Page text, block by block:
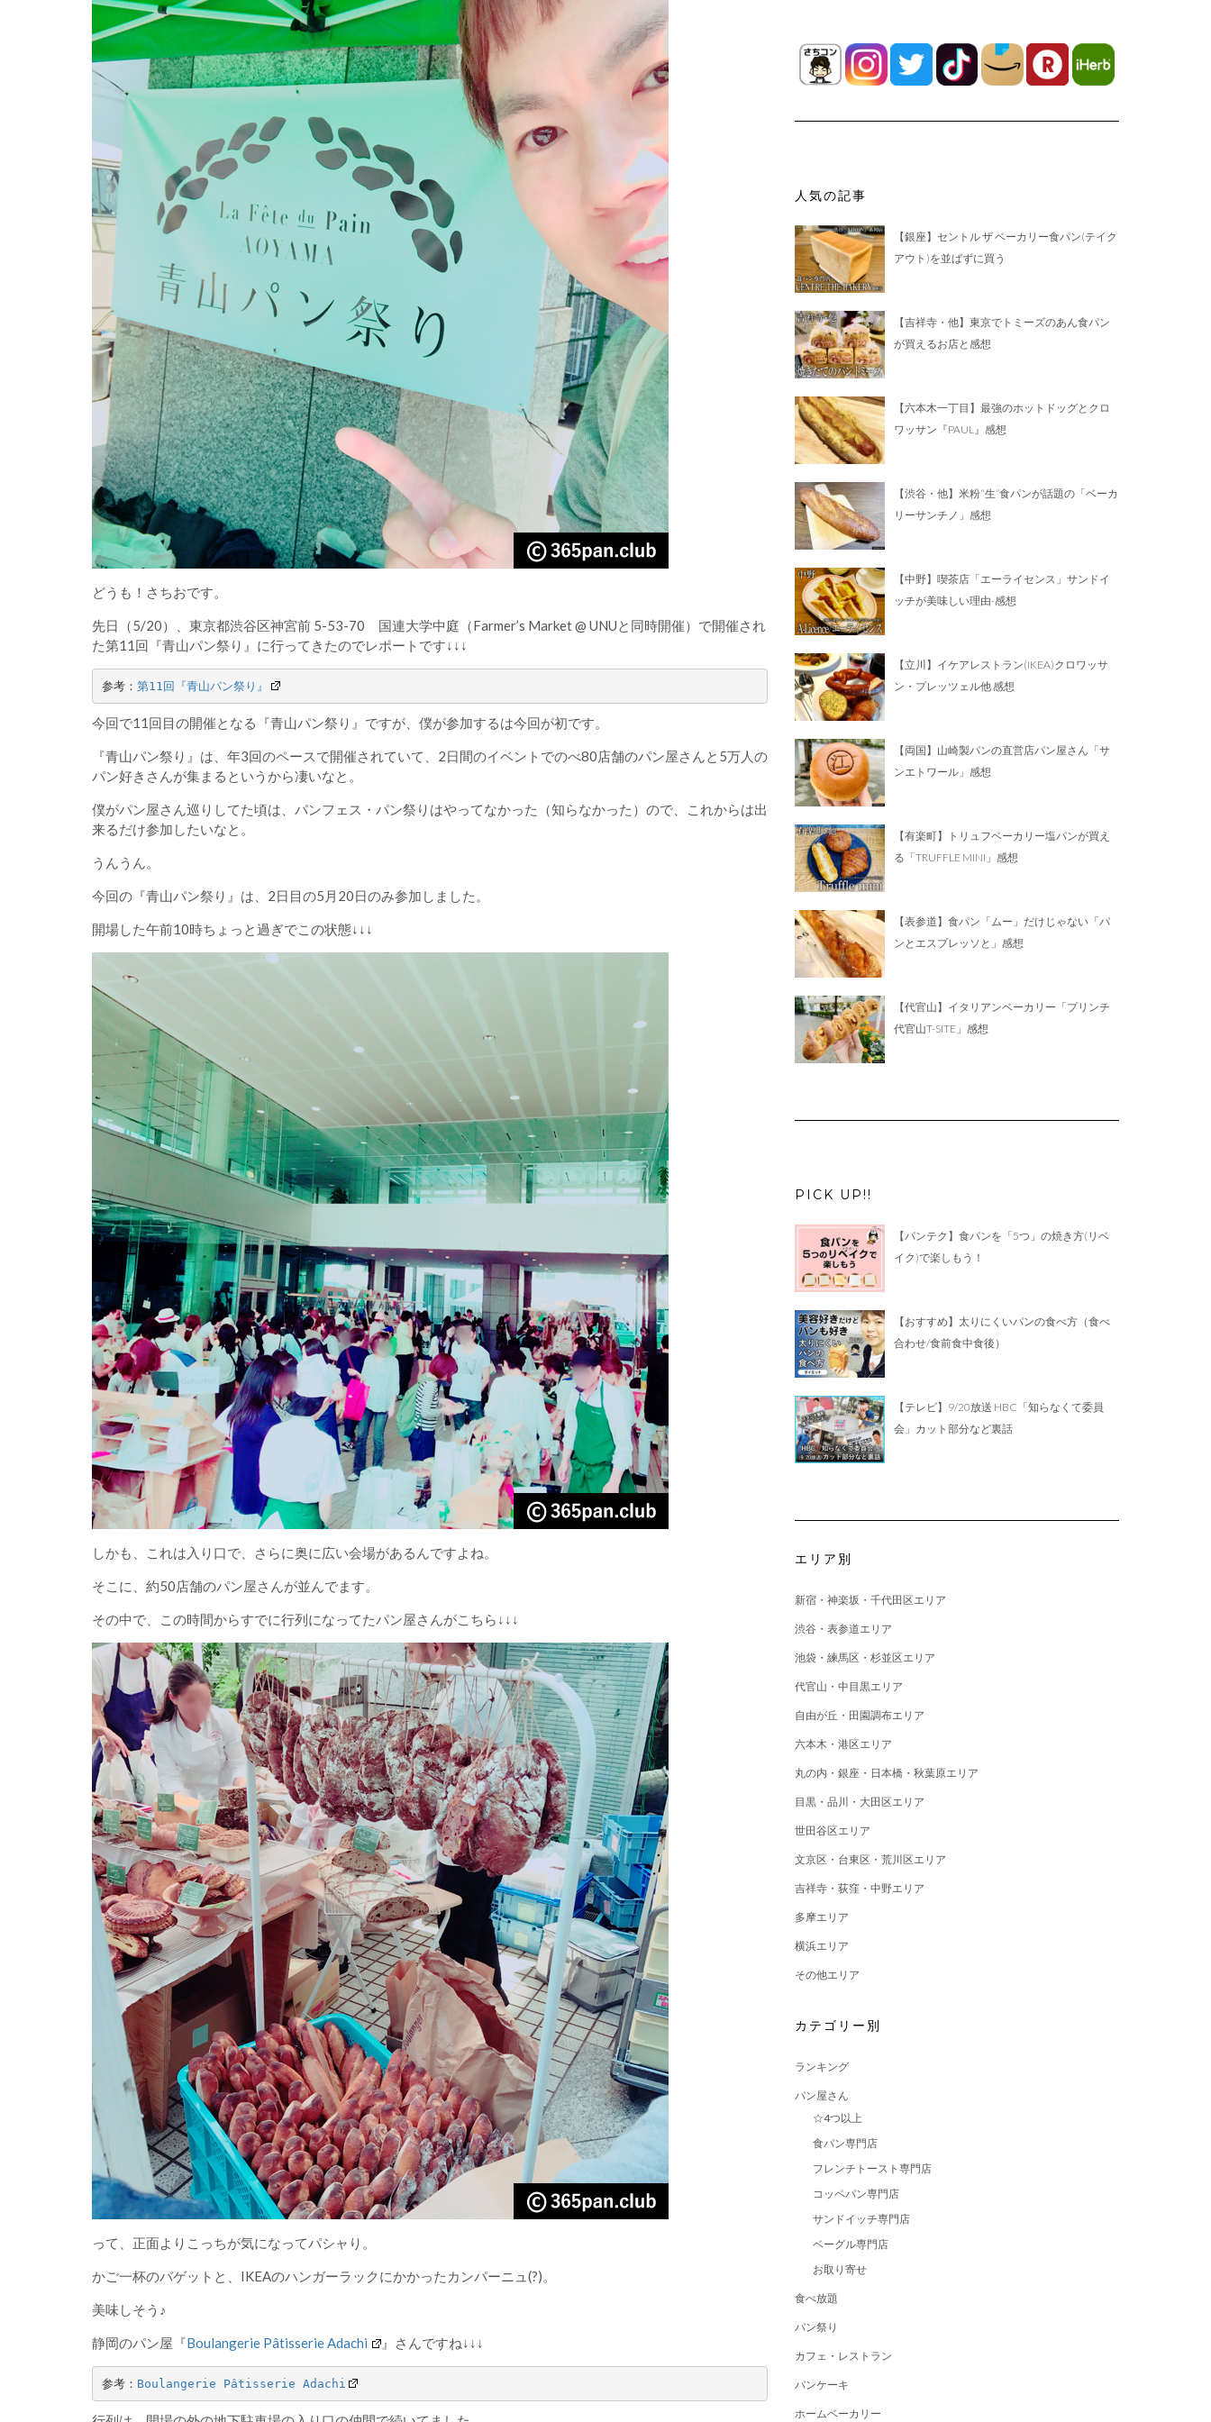
どうも！さちおです。
先日（5/20）、東京都渋谷区神宮前 5-53-70 国連大学中庭（Farmer’s Market @ UNUと同時開催）で開催され
た第11回『青山パン祭り』に行ってきたのでレポートです↓↓↓
参考： 第11回『青山パン祭り』
今回で11回目の開催となる『青山パン祭り』ですが、僕が参加するは今回が初です。
『青山パン祭り』は、年3回のペースで開催されていて、2日間のイベントでのべ80店舗のパン屋さんと5万人の
パン好きさんが集まるというから凄いなと。
僕がパン屋さん巡りしてた頃は、パンフェス・パン祭りはやってなかった（知らなかった）ので、これからは出
来るだけ参加したいなと。
うんうん。
今回の『青山パン祭り』は、2日目の5月20日のみ参加しました。
開場した午前10時ちょっと過ぎでこの状態↓↓↓
しかも、これは入り口で、さらに奥に広い会場があるんですよね。
そこに、約50店舗のパン屋さんが並んでます。
その中で、この時間からすでに行列になってたパン屋さんがこちら↓↓↓
って、正面よりこっちが気になってパシャり。
かご一杯のバゲットと、IKEAのハンガーラックにかかったカンパーニュ(?)。
美味しそう♪
静岡のパン屋『Boulangerie Pâtisserie Adachi 』さんですね↓↓↓
参考： Boulangerie Pâtisserie Adachi
人気の記事
【銀座】セントル ザ ベーカリー食パン(テイク
アウト)を並ばずに買う
【吉祥寺・他】東京でトミーズのあん食パン
が買えるお店と感想
【六本木一丁目】最強のホットドッグとクロ
ワッサン『PAUL』感想
【渋谷・他】米粉“生”食パンが話題の「ベーカ
リーサンチノ」感想
【中野】喫茶店「エーライセンス」サンドイ
ッチが美味しい理由-感想
【立川】イケアレストラン(IKEA)クロワッサ
ン・プレッツェル他 感想
【両国】山崎製パンの直営店パン屋さん「サ
ンエトワール」感想
【有楽町】トリュフベーカリー塩パンが買え
る「TRUFFLE MINI」感想
【表参道】食パン「ムー」だけじゃない「パ
ンとエスプレッソと」感想
【代官山】イタリアンベーカリー「プリンチ
代官山T-SITE」感想
PICK UP!!
【パンテク】食パンを「5つ」の焼き方(リベ
イク)で楽しもう！
【おすすめ】太りにくいパンの食べ方（食べ
合わせ/食前食中食後）
【テレビ】9/20放送 HBC「知らなくて委員
会」カット部分など裏話
エリア別
新宿・神楽坂・千代田区エリア
渋谷・表参道エリア
池袋・練馬区・杉並区エリア
代官山・中目黒エリア
自由が丘・田園調布エリア
六本木・港区エリア
丸の内・銀座・日本橋・秋葉原エリア
目黒・品川・大田区エリア
世田谷区エリア
文京区・台東区・荒川区エリア
吉祥寺・荻窪・中野エリア
多摩エリア
横浜エリア
その他エリア
カテゴリー別
ランキング
パン屋さん
☆4つ以上
食パン専門店
フレンチトースト専門店
コッペパン専門店
サンドイッチ専門店
ベーグル専門店
お取り寄せ
食べ放題
パン祭り
カフェ・レストラン
パンケーキ
ホームベーカリー